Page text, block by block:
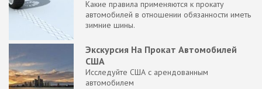
Какие правила применяются к прокату
автомобилей в отношении обязанности иметь
зимние шины.
Экскурсия На Прокат Автомобилей
США
Исследуйте США с арендованным
автомобилем